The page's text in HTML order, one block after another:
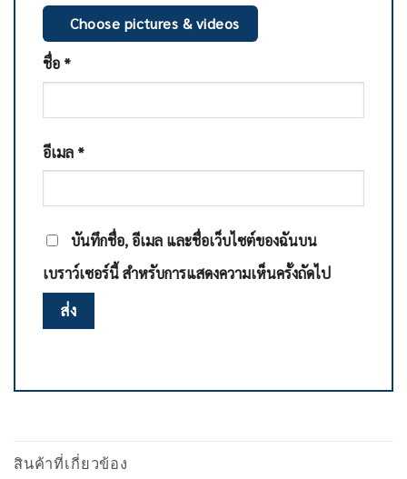
Choose pictures & videos
ชื่อ *
อีเมล *
บันทึกชื่อ, อีเมล และชื่อเว็บไซต์ของฉันบน
เบราว์เซอร์นี้ สำหรับการแสดงความเห็นครั้งถัดไป
สินค้าที่เกี่ยวข้อง